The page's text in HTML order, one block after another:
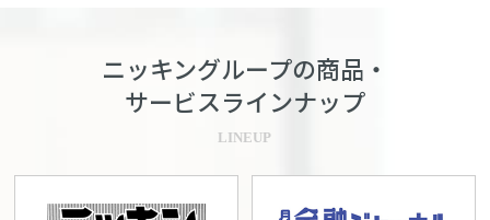
ニッキングループの商品・
サービスラインナップ
LINEUP